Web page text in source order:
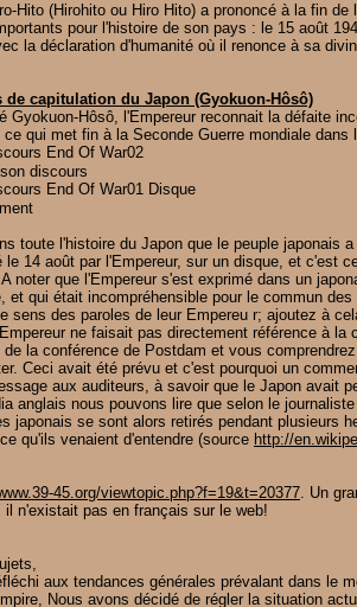
Hito (Hirohito ou Hiro Hito) a prononcé à la fin
pour l'histoire de son pays : le 15 août
la déclaration d'humanité où il renonce à sa
de capitulation du Japon (Gyokuon-Hôsô)
Gyokuon-Hôsô, l'Empereur reconnait la défaite
qui met fin à la Seconde Guerre mondiale dans
discours
toute l'histoire du Japon que le peuple japonais
14 août par l'Empereur, sur un disque, et c'est
A noter que l'Empereur s'est exprimé dans un
et qui était incompréhensible pour le commun
sens des paroles de leur Empereu r; ajoutez à
ne faisait pas directement référence à la
la conférence de Postdam et vous
Ceci avait été prévu et c'est pourquoi un
aux auditeurs, à savoir que le Japon avait
anglais nous pouvons lire que selon le
japonais se sont alors retirés pendant plusieurs
qu'ils venaient d'entendre (source http://
45.org/viewtopic.php?f=19&t=20377. Un
n'existait pas en français sur le web!
aux tendances générales prévalant dans le
Nous avons décidé de régler la situation